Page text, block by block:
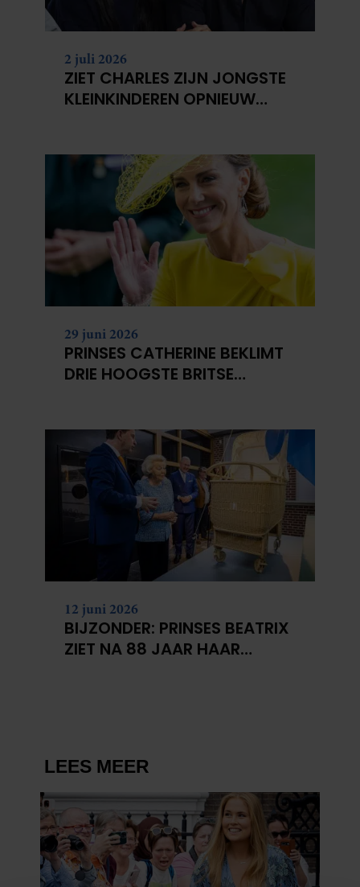
2 juli 2026
ZIET CHARLES ZIJN JONGSTE
KLEINKINDEREN OPNIEUW
29 juni 2026
PRINSES CATHERINE BEKLIMT
DRIE HOOGSTE BRITSE
12 juni 2026
BIJZONDER: PRINSES BEATRIX
ZIET NA 88 JAAR HAAR